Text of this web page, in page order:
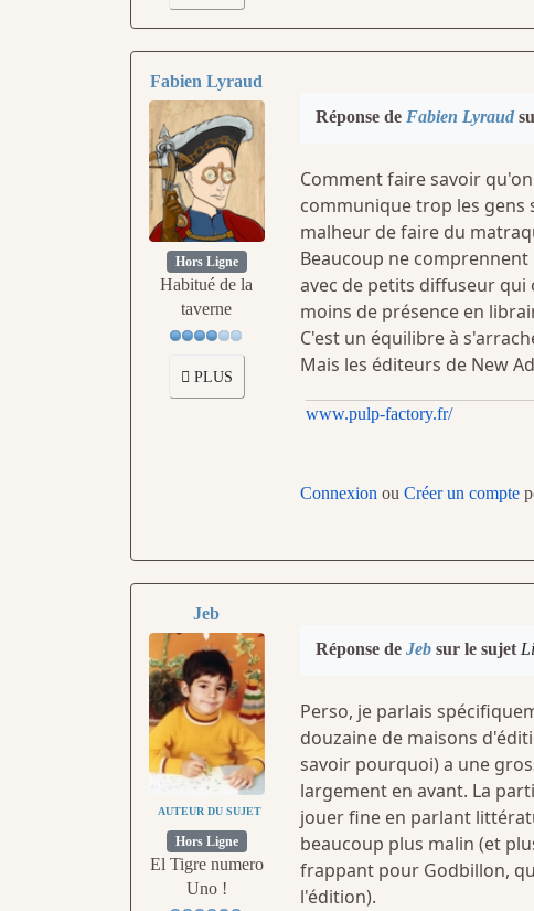
Fabien Lyraud
Hors Ligne
Habitué de la
taverne
PLUS
Réponse de Fabien Lyraud
Comment faire savoir
communique trop les gens
malheur de faire du
Beaucoup ne
avec de petits diffuseur qui
moins de présence en
C'est un équilibre à
Mais les éditeurs de New
www.pulp-factory.fr/
Connexion ou Créer un compte
Jeb
AUTEUR DU SUJET
Hors Ligne
El Tigre numero
Uno !
Réponse de Jebsur le sujet
Perso, je parlais
douzaine de maisons
savoir pourquoi) a une
largement en avant. La
jouer fine en parlant
beaucoup plus malin (et
frappant pour Godbillon,
l'édition).